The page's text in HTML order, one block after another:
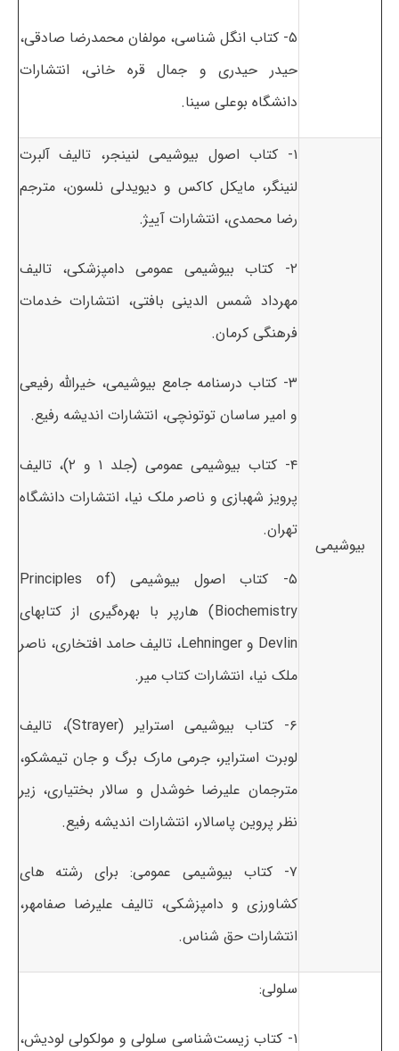
۵- کتاب انگل شناسی، مولفان محمدرضا صادقی،
حیدر حیدری و جمال قره خانی، انتشارات
دانشگاه بوعلی سینا.
بیوشیمی
۱- کتاب اصول بیوشیمی لنینجر، تالیف آلبرت
لنینگر، مایکل کاکس و دیویدلی نلسون، مترجم
رضا محمدی، انتشارات آییژ.
۲- کتاب بیوشیمی عمومی دامپزشکی، تالیف
مهرداد شمس الدینی بافتی، انتشارات خدمات
فرهنگی کرمان.
۳- کتاب درسنامه جامع بیوشیمی، خیرالله رفیعی
و امیر ساسان توتونچی، انتشارات اندیشه رفیع.
۴- کتاب بیوشیمی عمومی (جلد ۱ و ۲)، تالیف
پرویز شهبازی و ناصر ملک نیا، انتشارات دانشگاه
تهران.
۵- کتاب اصول بیوشیمی (Principles of
Biochemistry) هارپر با بهره‌گیری از کتابهای
Devlin و Lehninger، تالیف حامد افتخاری، ناصر
ملک نیا، انتشارات کتاب میر.
۶- کتاب بیوشیمی استرایر (Strayer)، تالیف
لوبرت استرایر، جرمی مارک برگ و جان تیمشکو،
مترجمان علیرضا خوشدل و سالار بختیاری، زیر
نظر پروین پاسالار، انتشارات اندیشه رفیع.
۷- کتاب بیوشیمی عمومی: برای رشته های
کشاورزی و دامپزشکی، تالیف علیرضا صفامهر،
انتشارات حق شناس.
سلولی:
۱- کتاب زیست‌شناسی سلولی و مولکولی لودیش،